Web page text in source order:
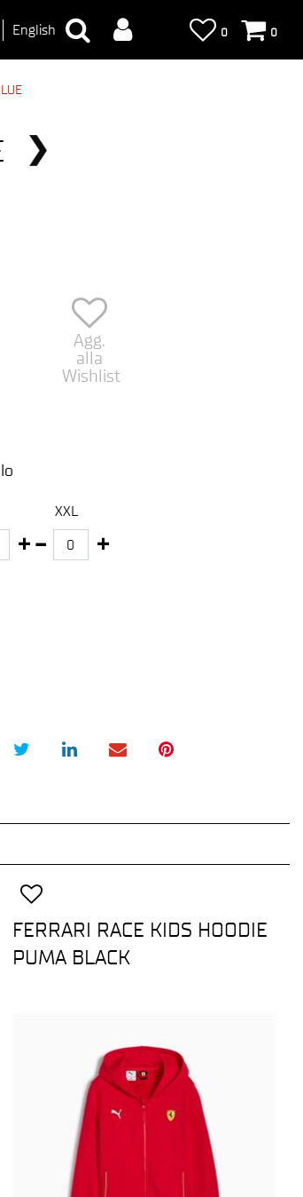
English 0 0
Agg.
alla
Wishlist
XXL
FERRARI RACE KIDS HOODIE
PUMA BLACK